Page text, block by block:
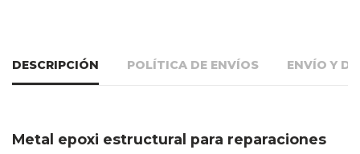
DESCRIPCIÓN POLÍTICA DE ENVÍOS ENVÍO Y
Metal epoxi estructural para reparaciones